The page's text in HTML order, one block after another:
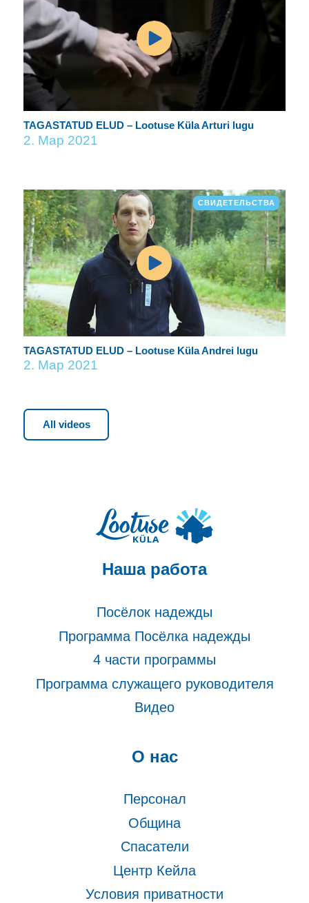
TAGASTATUD ELUD – Lootuse Küla Arturi lugu
2. Мар 2021
СВИДЕТЕЛЬСТВА
TAGASTATUD ELUD – Lootuse Küla Andrei lugu
2. Мар 2021
All videos
Наша работа
Посёлок надежды
Программа Посёлка надежды
4 части программы
Программа служащего руководителя
Видео
О нас
Персонал
Община
Спасатели
Центр Кейла
Условия приватности